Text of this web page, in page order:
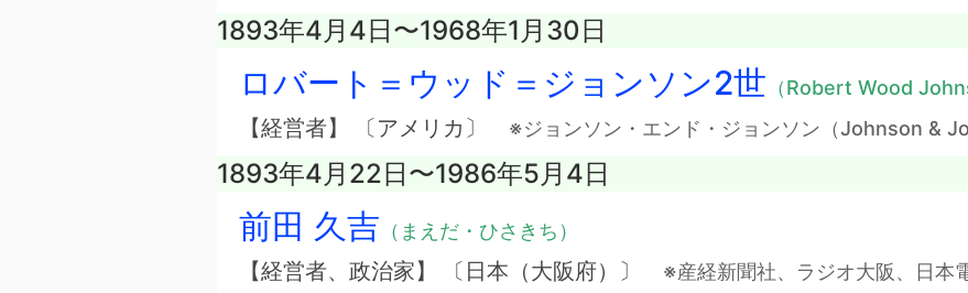
1893年4月4日〜1968年1月30日
ロバート＝ウッド＝ジョンソン2世 （Robert Wood
【経営者】 〔アメリカ〕 ※ジョンソン・エンド・ジョンソン（Johnson &
1893年4月22日〜1986年5月4日
前田 久吉 （まえだ・ひさきち）
【経営者、政治家】 〔日本（大阪府）〕 ※産経新聞社、ラジオ大阪、日本